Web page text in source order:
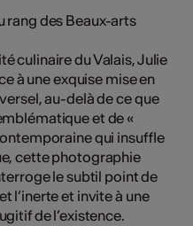
rang des Beaux-arts
culinaire du Valais, Julie
à une exquise mise en
au-delà de ce que
et de «
qui insuffle
cette photographie
le subtil point de
l’inerte et invite à une
de l’existence.